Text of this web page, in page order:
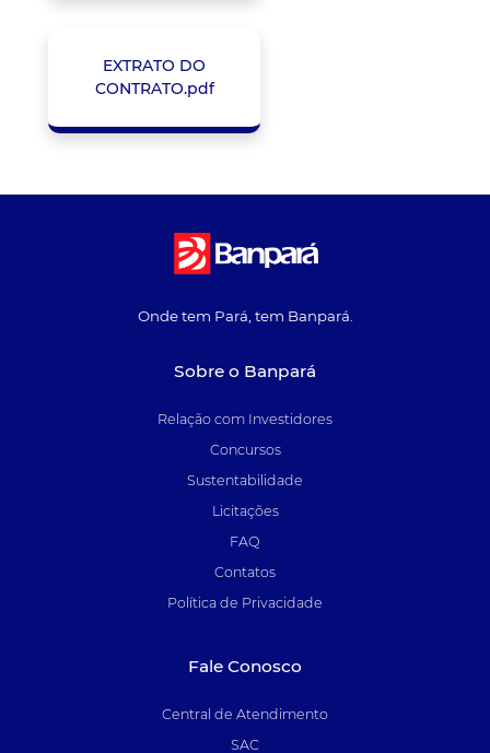
EXTRATO DO
CONTRATO.pdf
Onde tem Pará, tem Banpará.
Sobre o Banpará
Relação com Investidores
Concursos
Sustentabilidade
Licitações
FAQ
Contatos
Política de Privacidade
Fale Conosco
Central de Atendimento
SAC